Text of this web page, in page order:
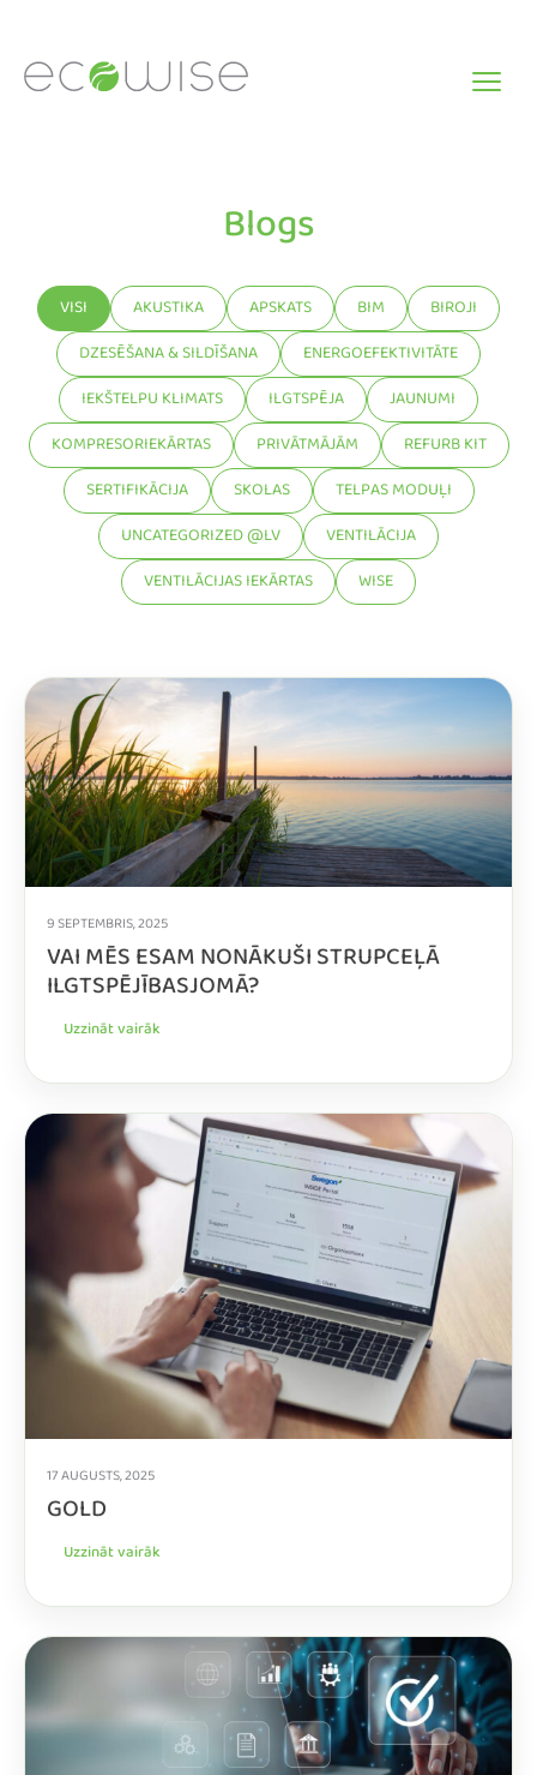
content
Blogs
VISI AKUSTIKA APSKATS BIM
BIROJI
DZESĒŠANA & SILDĪŠANA
ENERGOEFEKTIVITĀTE
IEKŠTELPU KLIMATS
ILGTSPĒJA
JAUNUMI
KOMPRESORIEKĀRTAS
PRIVĀTMĀJĀM
REFURB KIT
SERTIFIKĀCIJA
SKOLAS
TELPAS MODUĻI
UNCATEGORIZED @LV
VENTILĀCIJA
VENTILĀCIJAS IEKĀRTAS
WISE
9 SEPTEMBRIS, 2025
VAI MĒS ESAM NONĀKUŠI STRUPCEĻĀ
ILGTSPĒJĪBASJOMĀ?
Uzzināt vairāk
17 AUGUSTS, 2025
GOLD
Uzzināt vairāk